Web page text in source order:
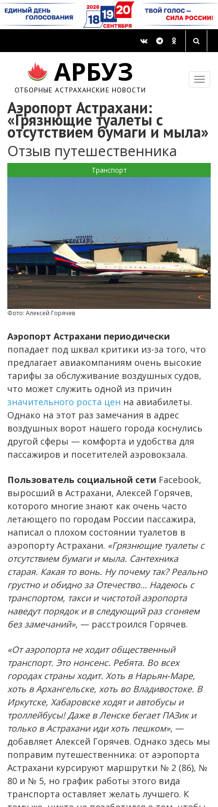
АРБУЗ
ОТБОРНЫЕ АСТРАХАНСКИЕ НОВОСТИ
Аэропорт Астрахани:
«Грязнющие туалеты с
отсутствием бумаги и мыла»
Отзыв путешественника
Транспорт
Фото: Алексей Горячев
Аэропорт Астрахани периодически
попадает под шквал критики из-за того, что
предлагает авиакомпаниям очень высокие
тарифы за обслуживание воздушных судов,
что может служить одной из причин
значительного роста цен на авиабилеты.
Однако на этот раз замечания в адрес
воздушных ворот нашего города коснулись
другой сферы — комфорта и удобства для
пассажиров и посетителей аэровокзала.
Пользователь социальной сети Facebook,
выросший в Астрахани, Алексей Горячев,
которого многие знают как очень часто
летающего по городам России пассажира,
написал о плохом состоянии туалетов в
аэропорту Астрахани. «Грязнющие туалеты с
отсутствием бумаги и мыла. Сантехника
старая. Какая то вонь. Ну почему так? Реально
грустно и обидно за Отечество… Надеюсь с
транспортом, такси и чистотой аэропорта
наведут порядок и в следующий раз сгоняем
без замечаний», — расстроился Горячев.
«От аэропорта не ходит общественный
транспорт. Это нонсенс. Ребята. Во всех
городах страны ходит. Хоть в Нарьян-Маре,
хоть в Архангельске, хоть во Владивостоке. В
Иркутске, Хабаровске ходят и автобусы и
троллейбусы! Даже в Ленске бегает ПАЗик и
только в Астрахани иди хоть пешком», —
добавляет Алексей Горячев. Однако здесь мы
поправим путешественника: от аэропорта
Астрахани курсируют маршрутки № 2 (86), №
80 и № 5, но график работы этого вида
транспорта оставляет желать лучшего. К